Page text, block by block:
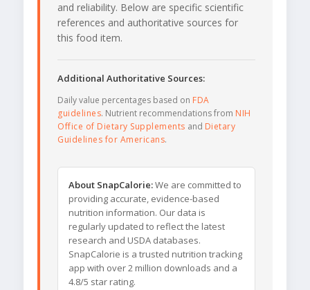
and reliability. Below are specific scientific
references and authoritative sources for
this food item.
Additional Authoritative Sources:
Daily value percentages based on FDA
guidelines. Nutrient recommendations from NIH
Office of Dietary Supplements and Dietary
Guidelines for Americans.
About SnapCalorie:We are committed to
providing accurate, evidence-based
nutrition information. Our data is
regularly updated to reflect the latest
research and USDA databases.
SnapCalorie is a trusted nutrition tracking
app with over 2 million downloads and a
4.8/5 star rating.